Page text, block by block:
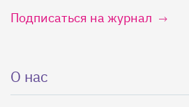
Подписаться на журнал
О нас